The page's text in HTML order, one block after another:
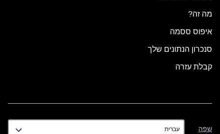
מה זה?
איפוס ססמה
סנכרון הנתונים שלך
קבלת עזרה
שפה
שפה